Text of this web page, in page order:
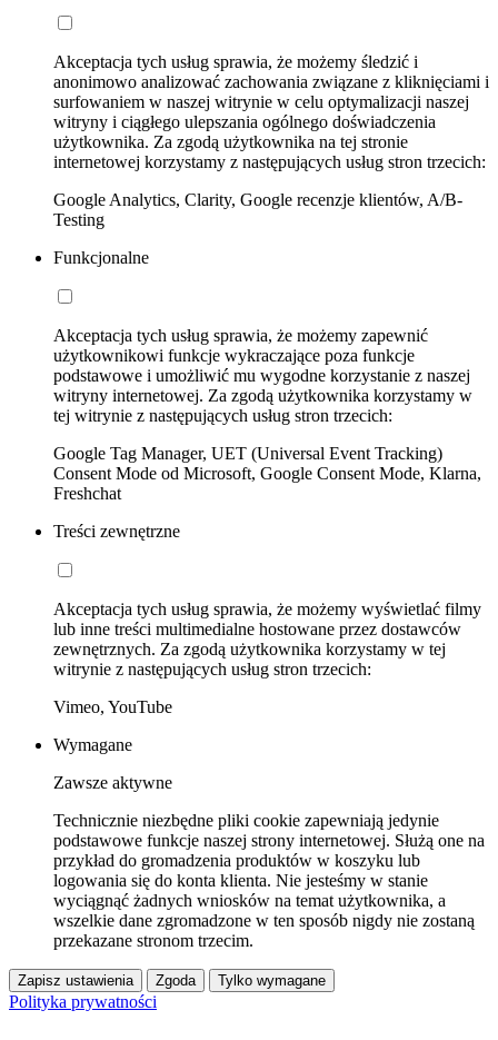
Akceptacja tych usług sprawia, że możemy śledzić i
anonimowo analizować zachowania związane z kliknięciami i
surfowaniem w naszej witrynie w celu optymalizacji naszej
witryny i ciągłego ulepszania ogólnego doświadczenia
użytkownika. Za zgodą użytkownika na tej stronie
internetowej korzystamy z następujących usług stron trzecich:
Google Analytics, Clarity, Google recenzje klientów, A/B-
Testing
Funkcjonalne
Akceptacja tych usług sprawia, że możemy zapewnić
użytkownikowi funkcje wykraczające poza funkcje
podstawowe i umożliwić mu wygodne korzystanie z naszej
witryny internetowej. Za zgodą użytkownika korzystamy w
tej witrynie z następujących usług stron trzecich:
Google Tag Manager, UET (Universal Event Tracking)
Consent Mode od Microsoft, Google Consent Mode, Klarna,
Freshchat
Treści zewnętrzne
Akceptacja tych usług sprawia, że możemy wyświetlać filmy
lub inne treści multimedialne hostowane przez dostawców
zewnętrznych. Za zgodą użytkownika korzystamy w tej
witrynie z następujących usług stron trzecich:
Vimeo, YouTube
Wymagane
Zawsze aktywne
Technicznie niezbędne pliki cookie zapewniają jedynie
podstawowe funkcje naszej strony internetowej. Służą one na
przykład do gromadzenia produktów w koszyku lub
logowania się do konta klienta. Nie jesteśmy w stanie
wyciągnąć żadnych wniosków na temat użytkownika, a
wszelkie dane zgromadzone w ten sposób nigdy nie zostaną
przekazane stronom trzecim.
Zapisz ustawienia Zgoda Tylko wymagane
Polityka prywatności